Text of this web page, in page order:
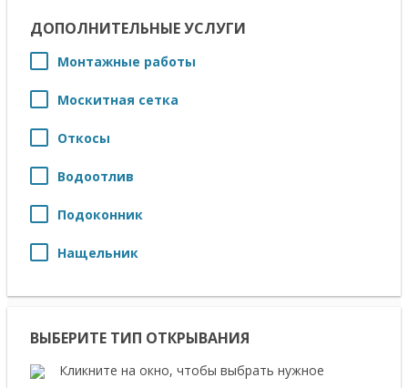
ДОПОЛНИТЕЛЬНЫЕ УСЛУГИ
Монтажные работы
Москитная сетка
Откосы
Водоотлив
Подоконник
Нащельник
ВЫБЕРИТЕ ТИП ОТКРЫВАНИЯ
Кликните на окно, чтобы выбрать нужное